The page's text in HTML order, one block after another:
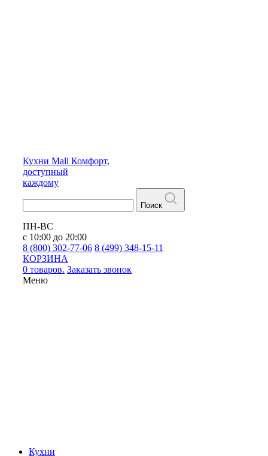
Кухни Mall Комфорт,
доступный
каждому
Поиск
ПН-ВС
с 10:00 до 20:00
8 (800) 302-77-06 8 (499) 348-15-11
КОРЗИНА
0 товаров. Заказать звонок
Меню
Кухни